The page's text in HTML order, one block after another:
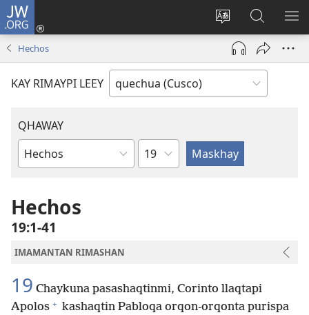
JW.ORG
Direccionpi
akllay
Sutiykiwan
jaykuy
(abre
nueva
JW.ORG
nisqapi
maskhay
Hechos
KAY RIMAYPI LEEY
QHAWAY
Libro
la
Biblia
Capítulo
Hechos
19:1-41
IMAMANTAN RIMASHAN
19 Chaykuna pasashaqtinmi, Corinto llaqtapi
Apolos + kashaqtin Pabloqa orqon-orqonta purispa